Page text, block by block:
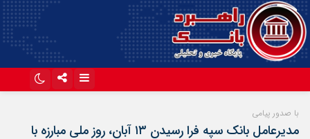
آپارات
با صدور پیامی
مدیرعامل بانک سپه فرا رسیدن ۱۳ آبان، روز ملی مبارزه با